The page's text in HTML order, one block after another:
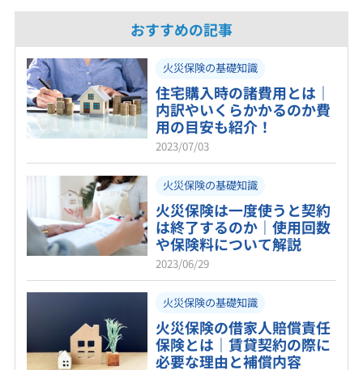
おすすめの記事
火災保険の基礎知識
住宅購入時の諸費用とは｜
内訳やいくらかかるのか費
用の目安も紹介！
2023/07/03
火災保険の基礎知識
火災保険は一度使うと契約
は終了するのか｜使用回数
や保険料について解説
2023/06/29
火災保険の基礎知識
火災保険の借家人賠償責任
保険とは｜賃貸契約の際に
必要な理由と補償内容